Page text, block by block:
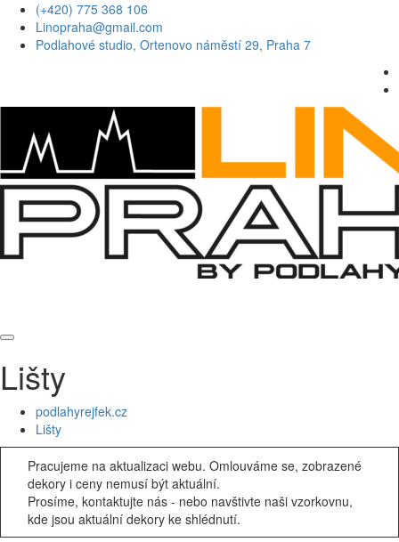
(+420) 775 368 106
Linopraha@gmail.com
Podlahové studio, Ortenovo náměstí 29, Praha 7
Lišty
podlahyrejfek.cz
Lišty
Pracujeme na aktualizaci webu. Omlouváme se, zobrazené
dekory i ceny nemusí být aktuální.
Prosíme, kontaktujte nás - nebo navštivte naši vzorkovnu,
kde jsou aktuální dekory ke shlédnutí.